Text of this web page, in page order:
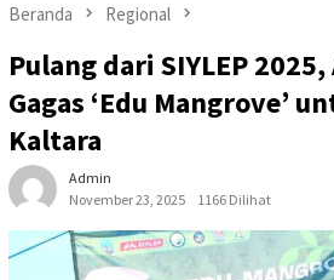
Beranda Regional
Pulang dari SIYLEP
Gagas ‘Edu Mangrove’
Kaltara
Admin
November 23, 2025
1166 Dilihat